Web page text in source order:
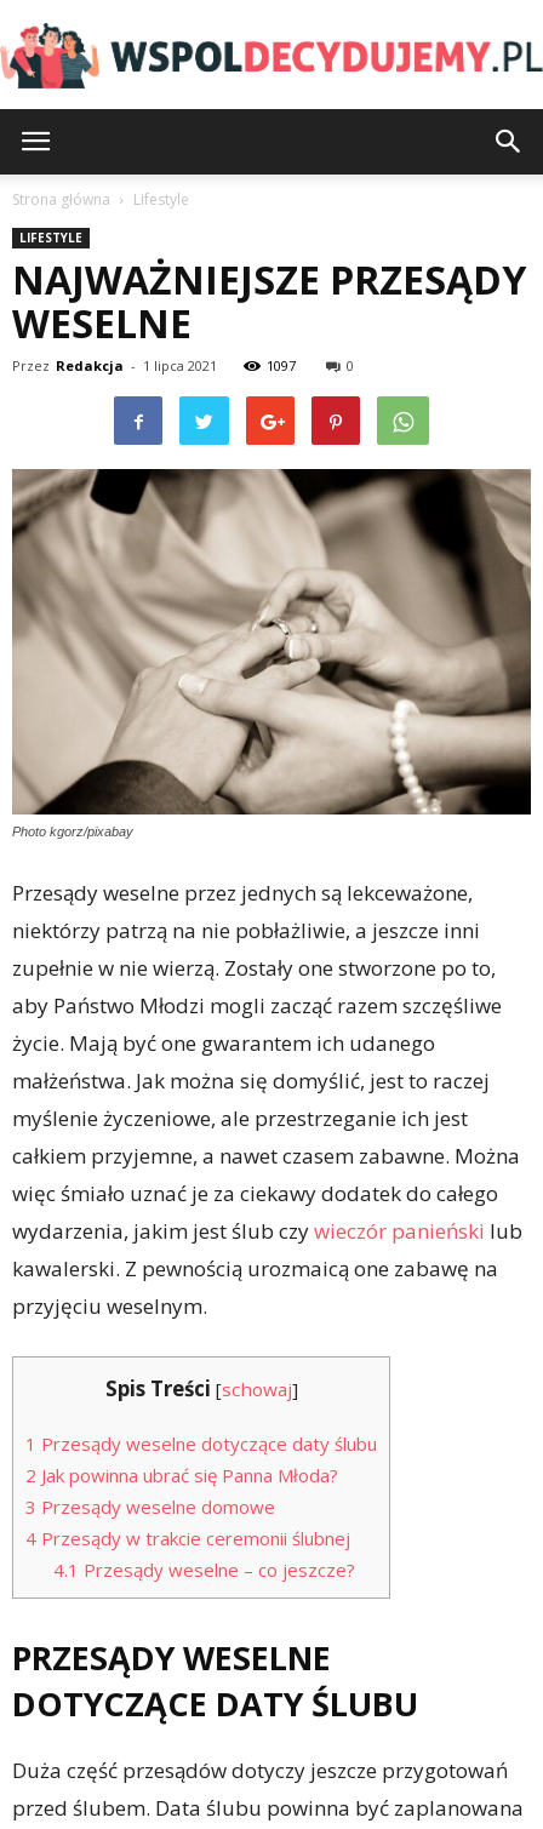
Strona główna Lifestyle
LIFESTYLE
NAJWAŻNIEJSZE PRZESĄDY
WESELNE
Przez Redakcja - 1 lipca 2021 1097 0
Photo kgorz/pixabay
Przesądy weselne przez jednych są lekceważone,
niektórzy patrzą na nie pobłażliwie, a jeszcze inni
zupełnie w nie wierzą. Zostały one stworzone po to,
aby Państwo Młodzi mogli zacząć razem szczęśliwe
życie. Mają być one gwarantem ich udanego
małżeństwa. Jak można się domyślić, jest to raczej
myślenie życzeniowe, ale przestrzeganie ich jest
całkiem przyjemne, a nawet czasem zabawne. Można
więc śmiało uznać je za ciekawy dodatek do całego
wydarzenia, jakim jest ślub czywieczór panieński lub
kawalerski. Z pewnością urozmaicą one zabawę na
przyjęciu weselnym.
Spis Treści [schowaj]
1 Przesądy weselne dotyczące daty ślubu
2 Jak powinna ubrać się Panna Młoda?
3 Przesądy weselne domowe
4 Przesądy w trakcie ceremonii ślubnej
4.1 Przesądy weselne – co jeszcze?
PRZESĄDY WESELNE
DOTYCZĄCE DATY ŚLUBU
Duża część przesądów dotyczy jeszcze przygotowań
przed ślubem. Data ślubu powinna być zaplanowana